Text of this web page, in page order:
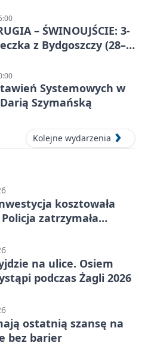
– ŚWINOUJŚCIE: 3-
z Bydgoszczy (28–
Systemowych w
Szymańską
Kolejne wydarzenia
kosztowała
Policja zatrzymała
na ulice. Osiem
podczas Żagli 2026
ostatnią szansę na
bez barier